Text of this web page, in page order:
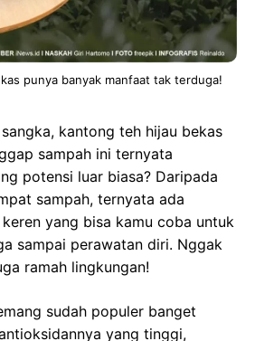
punya banyak manfaat tak terduga!
kantong teh hijau bekas
sampah ini ternyata
potensi luar biasa? Daripada
sampah, ternyata ada
yang bisa kamu coba untuk
sampai perawatan diri. Nggak
ramah lingkungan!
sudah populer banget
yang tinggi,